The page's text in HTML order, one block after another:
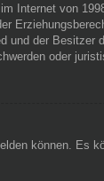
Internet von
der Besitzer
oder
können. Es